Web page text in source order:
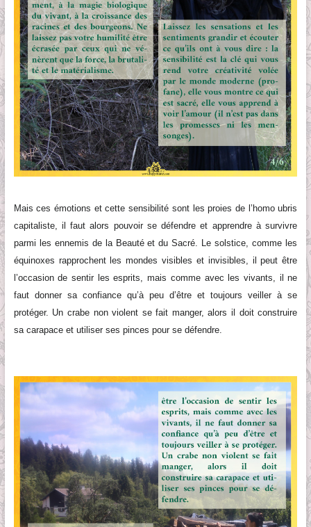
Mais ces émotions et cette sensibilité sont les proies de l’homo ubris
capitaliste, il faut alors pouvoir se défendre et apprendre à survivre
parmi les ennemis de la Beauté et du Sacré. Le solstice, comme les
équinoxes rapprochent les mondes visibles et invisibles, il peut être
l’occasion desentir les esprits, mais comme avec les vivants, il ne
faut donner sa confiance qu’à peu d’être et toujours veiller à se
protéger. Un crabe non violent se fait manger, alors il doit construire
sa carapace et utiliser ses pinces pour se défendre.